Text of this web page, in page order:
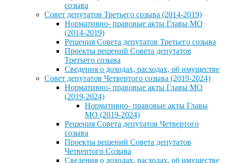
созыва
Совет депутатов Третьего созыва (2014-2019)
Нормативно- правовые акты Главы МО
(2014-2019)
Решения Совета депутатов Третьего созыва
Проекты решений Совета депутатов
Третьего созыва
Сведения о доходах, расходах, об имуществе
Совет депутатов Четвертого созыва (2019-2024)
Нормативно- правовые акты Главы МО
(2019-2024)
Нормативно- правовые акты Главы
МО (2019-2024)
Решения Совета депутатов Четвертого
созыва
Проекты решений Совета депутатов
Четвертого Созыва
Сведения о доходах, расходах, об имуществе